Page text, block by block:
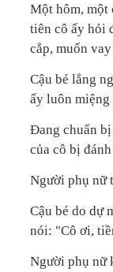
Một hôm, một
tiên cô ấy hỏi
cắp, muốn
Cậu bé lắng
ấy luôn miệng
Đang chuẩn
của cô bị
Người phụ nữ
Cậu bé do dự
nói: "Cô ơi,
Người phụ nữ